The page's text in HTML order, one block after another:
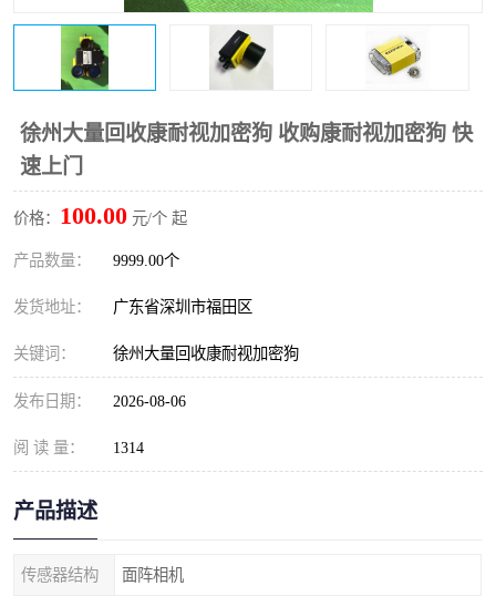
徐州大量回收康耐视加密狗 收购康耐视加密狗 快
速上门
价格： 100.00 元/个 起
产品数量： 9999.00个
发货地址： 广东省深圳市福田区
关键词： 徐州大量回收康耐视加密狗
发布日期： 2026-08-06
阅 读 量： 1314
产品描述
传感器结构 面阵相机